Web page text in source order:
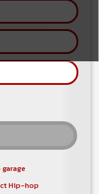
Hip-hop